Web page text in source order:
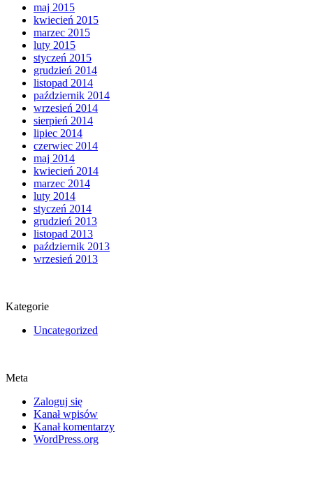
maj 2015
kwiecień 2015
marzec 2015
luty 2015
styczeń 2015
grudzień 2014
listopad 2014
październik 2014
wrzesień 2014
sierpień 2014
lipiec 2014
czerwiec 2014
maj 2014
kwiecień 2014
marzec 2014
luty 2014
styczeń 2014
grudzień 2013
listopad 2013
październik 2013
wrzesień 2013
Kategorie
Uncategorized
Meta
Zaloguj się
Kanał wpisów
Kanał komentarzy
WordPress.org